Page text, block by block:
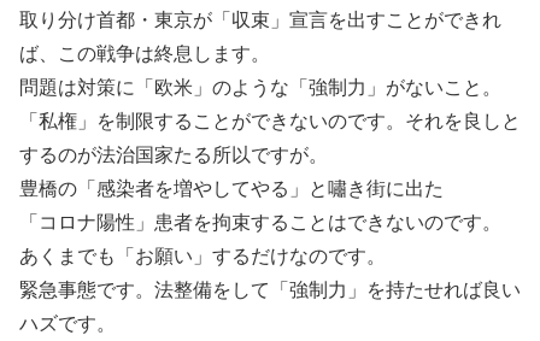
取り分け首都・東京が「収束」宣言を出すことができれ
ば、この戦争は終息します。
問題は対策に「欧米」のような「強制力」がないこと。
「私権」を制限することができないのです。それを良しと
するのが法治国家たる所以ですが。
豊橋の「感染者を増やしてやる」と嘯き街に出た
「コロナ陽性」患者を拘束することはできないのです。
あくまでも「お願い」するだけなのです。
緊急事態です。法整備をして「強制力」を持たせれば良い
ハズです。